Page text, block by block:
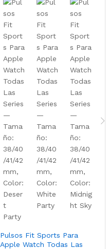
Pulsos Fit Sports Para
Apple Watch Todas Las